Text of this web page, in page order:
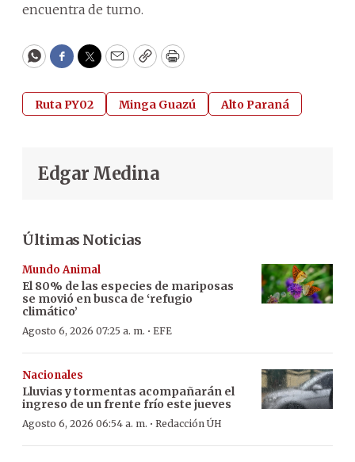
encuentra de turno.
WhatsApp
Facebook
Twitter
EmailCopyPrint
Ruta PY02 Minga Guazú Alto Paraná
Edgar Medina
Últimas Noticias
Mundo Animal
El 80% de las especies de mariposas
se movió en busca de ‘refugio
climático’
Agosto 6, 2026 07:25 a. m. · EFE
Nacionales
Lluvias y tormentas acompañarán el
ingreso de un frente frío este jueves
Agosto 6, 2026 06:54 a. m. · Redacción ÚH